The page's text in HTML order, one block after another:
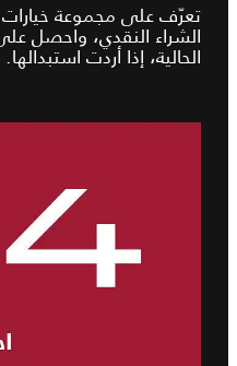
تعرّف على مجموعة خيارات
الشراء النقدي، واحصل
الحالية، إذا أردت استبدالها.